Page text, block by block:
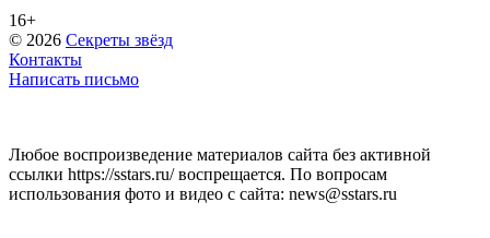
16+
© 2026 Секреты звёзд
Контакты
Написать письмо
Любое воспроизведение материалов сайта без активной
ссылки https://sstars.ru/ воспрещается. По вопросам
использования фото и видео с сайта: news@sstars.ru